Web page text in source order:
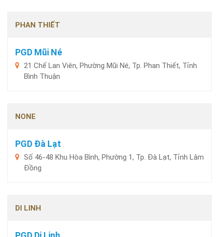
PHAN THIẾT
PGD Mũi Né
21 Chế Lan Viên, Phường Mũi Né, Tp. Phan Thiết, Tỉnh
Bình Thuận
NONE
PGD Đà Lạt
Số 46-48 Khu Hòa Bình, Phường 1, Tp. Đà Lạt, Tỉnh Lâm
Đồng
DI LINH